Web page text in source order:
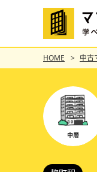
HOME 中古